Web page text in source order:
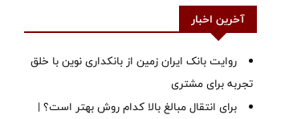
آخرین اخبار
روایت بانک ایران زمین از بانکداری نوین با خلق
تجربه برای مشتری
برای انتقال مبالغ بالا کدام روش بهتر است؟ |